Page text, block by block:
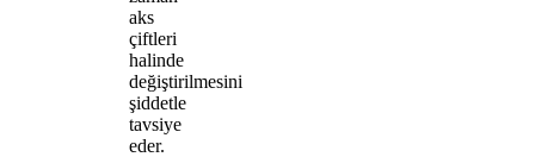
aks
çiftleri
halinde
değiştirilmesini
şiddetle
tavsiye
eder.